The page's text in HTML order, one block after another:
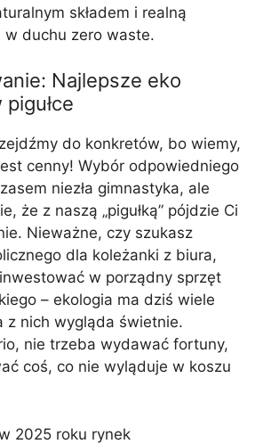
składem i realną
w duchu zero waste.
Najlepsze eko
do konkretów, bo wiemy,
cenny! Wybór odpowiedniego
niezła gimnastyka, ale
że z naszą „pigułką” pójdzie Ci
Nieważne, czy szukasz
dla koleżanki z biura,
w porządny sprzęt
– ekologia ma dziś wiele
z nich wygląda świetnie.
nie trzeba wydawać fortuny,
coś, co nie wyląduje w koszu
2025 roku rynek